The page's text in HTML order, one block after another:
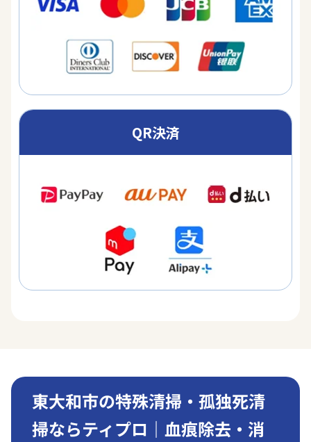
QR決済
東大和市の特殊清掃・孤独死清
掃ならティプロ｜血痕除去・消